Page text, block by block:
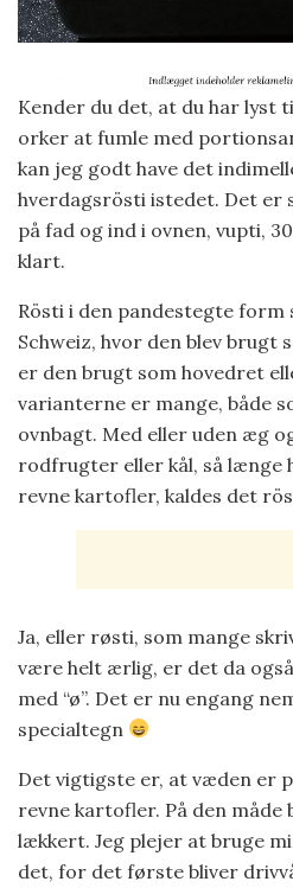
Kender du det, at du har lyst
orker at fumle med
kan jeg godt have det
hverdagsrösti istedet. Det er
på fad og ind i ovnen, vupti,
klart.
Rösti i den pandestegte
Schweiz, hvor den blev brugt
er den brugt som hovedret
varianterne er mange, både
ovnbagt. Med eller uden æg
rodfrugter eller kål, så længe
revne kartofler, kaldes det
Ja, eller røsti, som mange
være helt ærlig, er det da
med “ø”. Det er nu engang
specialtegn
Det vigtigste er, at væden er
revne kartofler. På den
lækkert. Jeg plejer at bruge
det, for det første bliver